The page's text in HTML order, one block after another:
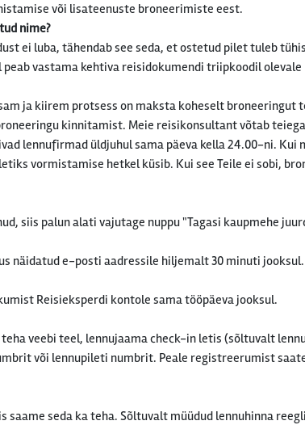
või lisateenuste broneerimiste eest.
nime?
ei luba, tähendab see seda, et ostetud pilet tuleb
vastama kehtiva reisidokumendi triipkoodil olevale
ja kiirem protsess on maksta koheselt broneeringut
kinnitamist. Meie reisikonsultant võtab
lennufirmad üldjuhul sama päeva kella 24.00-ni.
vormistamise hetkel küsib. Kui see Teile ei sobi,
siis palun alati vajutage nuppu "Tagasi kaupmehe
näidatud e-posti aadressile hiljemalt 30 minuti
Reisieksperdi kontole sama tööpäeva jooksul.
veebi teel, lennujaama check-in letis (sõltuvalt
või lennupileti numbrit. Peale registreerumist
seda ka teha. Sõltuvalt müüdud lennuhinna